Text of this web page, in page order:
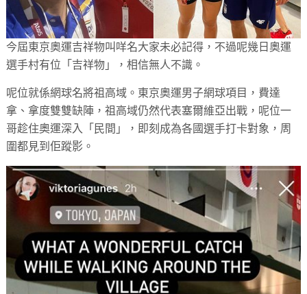
今屆東京奧運吉祥物叫咩名大家未必記得，不過呢幾日奧運
選手村有位「吉祥物」，相信無人不識。
呢位就係網球名將祖高域。東京奧運男子網球項目，費達
拿、拿度雙雙缺陣，祖高域仍然代表塞爾維亞出戰，呢位一
哥趁住奧運深入「民間」，即刻成為各國選手打卡對象，周
圍都見到佢蹤影。